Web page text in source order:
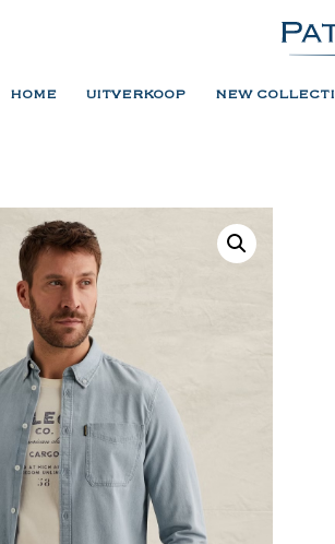
HOME UITVERKOOP NEW